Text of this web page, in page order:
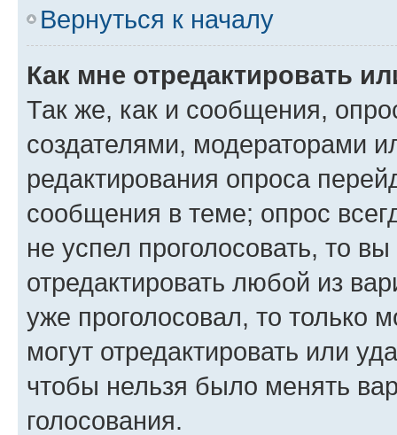
Вернуться к началу
Как мне отредактировать
Так же, как и сообщения,
создателями, модераторами
редактирования опроса
сообщения в теме; опрос
не успел проголосовать, то
отредактировать любой из
уже проголосовал, то только
могут отредактировать или
чтобы нельзя было менять
голосования.